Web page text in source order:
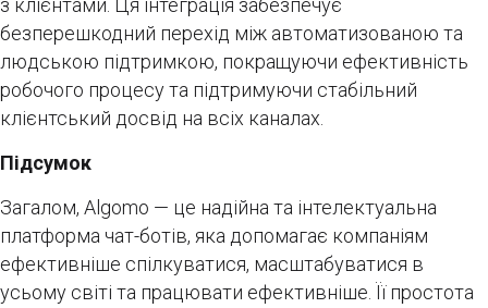
з клієнтами. Ця інтеграція забезпечує
безперешкодний перехід між автоматизованою та
людською підтримкою, покращуючи ефективність
робочого процесу та підтримуючи стабільний
клієнтський досвід на всіх каналах.
Підсумок
Загалом, Algomo — це надійна та інтелектуальна
платформа чат-ботів, яка допомагає компаніям
ефективніше спілкуватися, масштабуватися в
усьому світі та працювати ефективніше. Її простота